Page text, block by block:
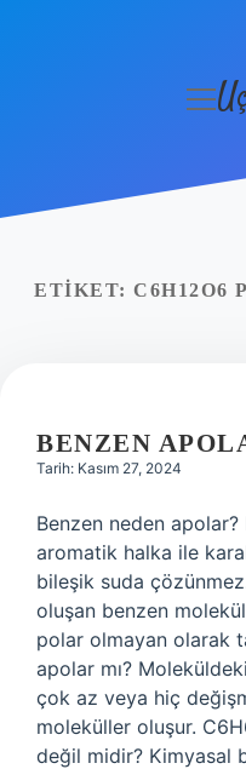
Yasal Uyarı
ETIKET: C6H12O6
BENZEN
Tarih: Kasım 27, 2024
Benzen neden
aromatik halka ile
bileşik suda
oluşan benzen
polar olmayan olarak
apolar mı?
çok az veya hiç
moleküller oluşur.
değil midir? Kimyasal